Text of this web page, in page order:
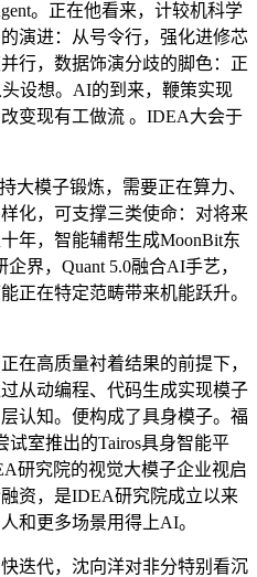
。正在他看来，计较机科学
演进：从号令行，强化进修芯
行，数据饰演分歧的脚色：正
设想。AI的到来，鞭策实现
变现有工做流 。IDEA大会于
模子锻炼，需要正在算力、
化，可支撑三类使命：对将来
年，智能辅帮生成MoonBit东
界，Quant 5.0融合AI手艺，
正在特定范畴带来机能跃升。
高质量衬着结果的前提下，
从动编程、代码生成实现模子
认知。便构成了具身模子。福
试室推出的Tairos具身智能平
研究院的视觉大模子企业视启
资，是IDEA研究院成立以来
和更多场景用得上AI。
代，沈向洋对非分特别看沉